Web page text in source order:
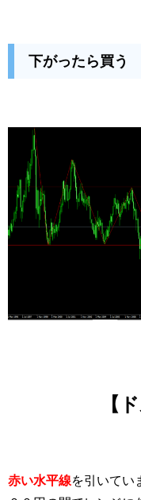
下がったら買う
【
赤い水平線を引いてい